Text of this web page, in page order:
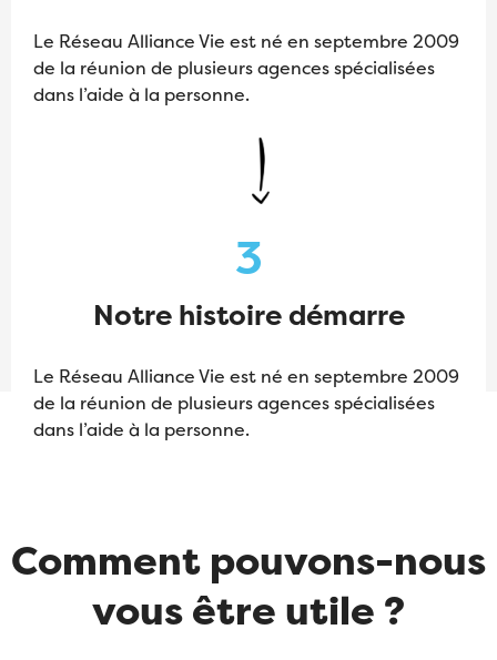
Le Réseau Alliance Vie est né en septembre 2009
de la réunion de plusieurs agences spécialisées
dans l’aide à la personne.
3
Notre histoire démarre
Le Réseau Alliance Vie est né en septembre 2009
de la réunion de plusieurs agences spécialisées
dans l’aide à la personne.
Comment pouvons-nous
vous être utile ?